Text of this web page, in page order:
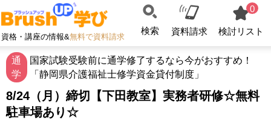
資格・講座の情報&無料で資料請求
検索 資料請求
0
検討リスト
通
学
国家試験受験前に通学修了するなら今がおすすめ！
「静岡県介護福祉士修学資金貸付制度」
8/24（月）締切【下田教室】実務者研修☆無料
駐車場あり☆